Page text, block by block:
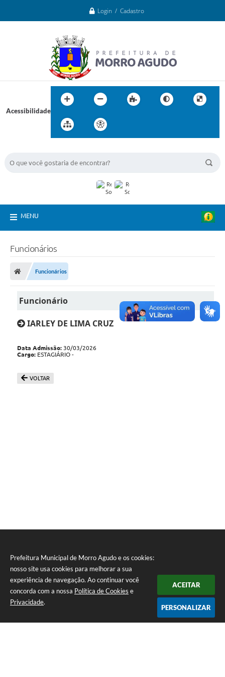
Prefeitura Municipal de Morro Agudo e os cookies:
nosso site usa cookies para melhorar a sua
experiência de navegação. Ao continuar você
concorda com a nossa Política de Cookies e
Privacidade.
ACEITAR
PERSONALIZAR
Login / Cadastro
Acessibilidade
MENU
Funcionários
Funcionários
Funcionário
IARLEY DE LIMA CRUZ
Data Admissão: 30/03/2026
Cargo: ESTAGIÁRIO -
VOLTAR